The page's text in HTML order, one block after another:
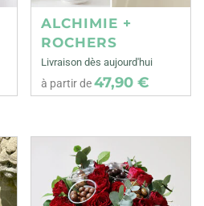
ALCHIMIE +
ROCHERS
Livraison dès aujourd'hui
à partir de47,90 €